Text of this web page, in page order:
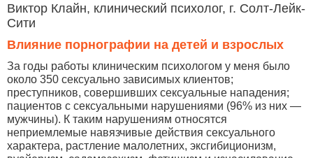
Виктор Клайн, клинический психолог, г. Солт-Лейк-
Сити
Влияние порнографии на детей и взрослых
За годы работы клиническим психологом у меня было
около 350 сексуально зависимых клиентов;
преступников, совершивших сексуальные нападения;
пациентов с сексуальными нарушениями (96% из них —
мужчины). К таким нарушениям относятся
неприемлемые навязчивые действия сексуального
характера, растление малолетних, эксгибиционизм,